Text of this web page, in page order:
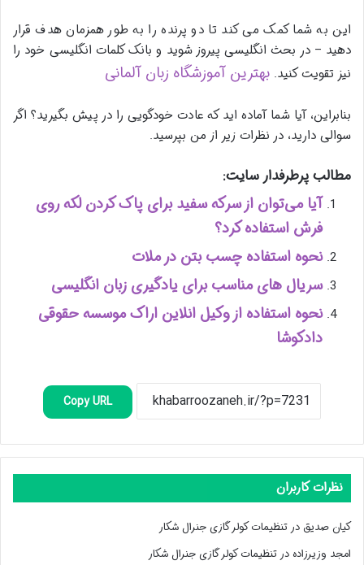
این به شما کمک می کند تا دو پرنده را به طور همزمان هدف قرار
دهید – در بحث انگلیسی پیروز شوید و بانک کلمات انگلیسی خود را
نیز تقویت کنید. بهترین آموزشگاه زبان آلمانی
بنابراین، آیا شما آماده اید که عادت خودگویی را در پیش بگیرید؟ اگر
سوالی دارید، در نظرات زیر از من بپرسید.
مطالب پرطرفدار سایت:
آیا می‌توان از سرکه سفید برای پاک کردن لکه روی
فرش استفاده کرد؟
نحوه استفاده چسب بتن در ملات
سریال های مناسب برای یادگیری زبان انگلیسی
نحوه استفاده از وکیل انلاین اراک موسسه حقوقی
دادکوشا
Copy URL
نظرات کاربران
کیان صدیق درتنظیمات کولر گازی جنرال شکار
امجد وزیرزاده درتنظیمات کولر گازی جنرال شکار